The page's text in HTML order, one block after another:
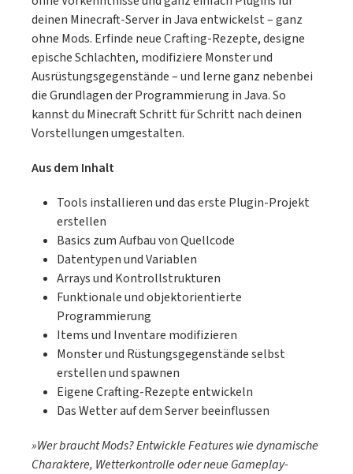
Hartnäckigkeit und Kreativität. Aber vor
allem – und das gilt auch für Große – macht
es Spaß! Für Kinder, Jugendliche und alle,
die Lust haben, ab 8 Jahren. Die Minecraft-
Erweiterung ist kostenlos, einfach zu
installieren und für Windows, Linux sowie
macOS geeignet. Mit Kapiteln für Eltern
ComputerCraft-Mod und wichtigen Lua-
nach AnleitungDie Schritte der Schildkröte
fernsteuernWenn – dann: Bedingungen
einbauenEinmal, zweimal, hundert Mal ...
mit wenigen Befehlen viel erreichenImmer
wieder, bis ... Schleifen
programmierenInteraktion mit Redstone-
SchaltungenBaumfäller, Schürf-Roboter
und andere nützliche Helfer
programmierenProgramme speichern und
wieder ladenDer neue ComputerCraft-Mod:
Steuere die Schildkröten mit
LuaWeiterführende Infos zur
Lehrkräfte
deinen Minecraft-Server in Java entwickelst – ganz
ohne Mods. Erfinde neue Crafting-Rezepte, designe
epische Schlachten, modifiziere Monster und
Ausrüstungsgegenstände – und lerne ganz nebenbei
die Grundlagen der Programmierung in Java. So
kannst du Minecraft Schritt für Schritt nach deinen
Vorstellungen umgestalten.
Aus dem Inhalt
Tools installieren und das erste Plugin-Projekt
erstellen
Basics zum Aufbau von Quellcode
Datentypen und Variablen
Arrays und Kontrollstrukturen
Funktionale und objektorientierte
Programmierung
Items und Inventare modifizieren
Monster und Rüstungsgegenstände selbst
erstellen und spawnen
Eigene Crafting-Rezepte entwickeln
Das Wetter auf dem Server beeinflussen
»Wer braucht Mods? Entwickle Features wie dynamische
Charaktere, Wetterkontrolle oder neue Gameplay-